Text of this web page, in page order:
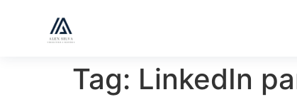
Tag: LinkedIn